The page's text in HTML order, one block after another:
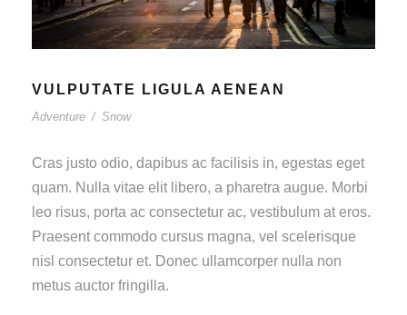
VULPUTATE LIGULA AENEAN
Adventure / Snow
Cras justo odio, dapibus ac facilisis in, egestas eget
quam. Nulla vitae elit libero, a pharetra augue. Morbi
leo risus, porta ac consectetur ac, vestibulum at eros.
Praesent commodo cursus magna, vel scelerisque
nisl consectetur et. Donec ullamcorper nulla non
metus auctor fringilla.